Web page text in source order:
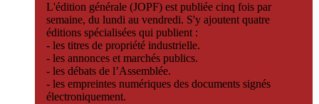
L'édition générale (JOPF) est publiée cinq fois par
semaine, du lundi au vendredi. S'y ajoutent quatre
éditions spécialisées qui publient :
- les titres de propriété industrielle.
- les annonces et marchés publics.
- les débats de l’Assemblée.
- les empreintes numériques des documents signés
électroniquement.